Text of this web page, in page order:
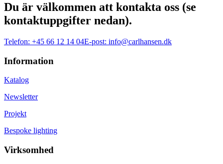
Du är välkommen att kontakta oss (se
kontaktuppgifter nedan).
Telefon: +45 66 12 14 04E-post: info@carlhansen.dk
Information
Katalog
Newsletter
Projekt
Bespoke lighting
Virksomhed